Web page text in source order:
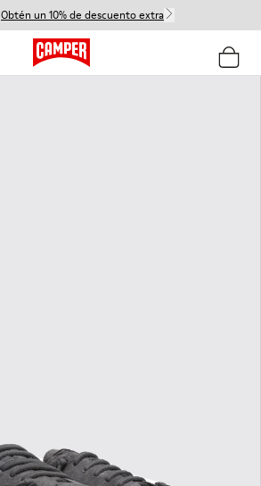
Obtén un 10% de descuento extra